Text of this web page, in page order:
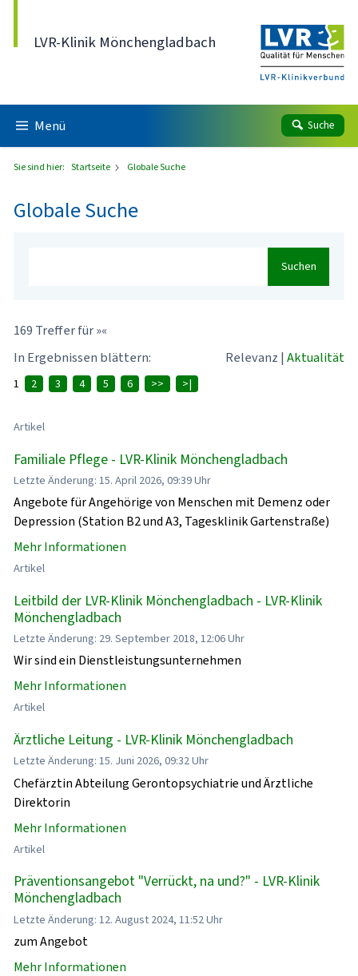
LVR-Klinik Mönchengladbach
Menü Suche
Sie sind hier: Startseite Globale Suche
Globale Suche
Suchen
169 Treffer für »«
In Ergebnissen blättern:
Relevanz | Aktualität
1 2 3 4 5 6 >> >|
Artikel
Familiale Pflege - LVR-Klinik Mönchengladbach
Letzte Änderung: 15. April 2026, 09:39 Uhr
Angebote für Angehörige von Menschen mit Demenz oder
Depression (Station B2 und A3, Tagesklinik Gartenstraße)
Mehr Informationen
Artikel
Leitbild der LVR-Klinik Mönchengladbach - LVR-Klinik
Mönchengladbach
Letzte Änderung: 29. September 2018, 12:06 Uhr
Wir sind ein Dienstleistungsunternehmen
Mehr Informationen
Artikel
Ärztliche Leitung - LVR-Klinik Mönchengladbach
Letzte Änderung: 15. Juni 2026, 09:32 Uhr
Chefärztin Abteilung Gerontopsychiatrie und Ärztliche
Direktorin
Mehr Informationen
Artikel
Präventionsangebot "Verrückt, na und?" - LVR-Klinik
Mönchengladbach
Letzte Änderung: 12. August 2024, 11:52 Uhr
zum Angebot
Mehr Informationen